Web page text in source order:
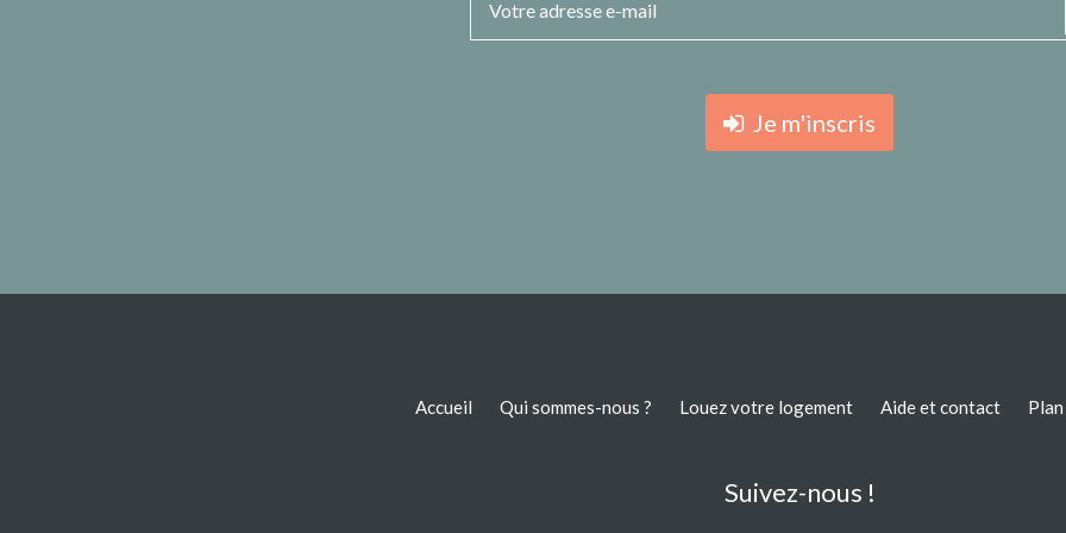
Je m'inscris
Accueil Qui sommes-nous ? Louez votre logement Aide et contact
Suivez-nous !